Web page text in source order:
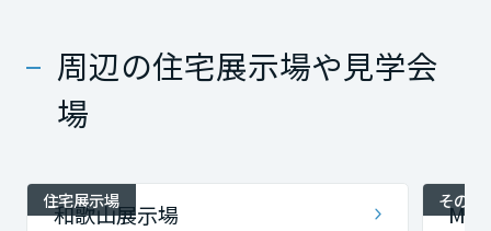
周辺の住宅展示場や見学会
場
住宅展示場
和歌山展示場 その他
M's